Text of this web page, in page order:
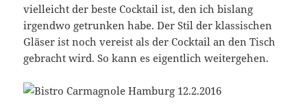
vielleicht der beste Cocktail ist, den ich bislang
irgendwo getrunken habe. Der Stil der klassischen
Gläser ist noch vereist als der Cocktail an den Tisch
gebracht wird. So kann es eigentlich weitergehen.